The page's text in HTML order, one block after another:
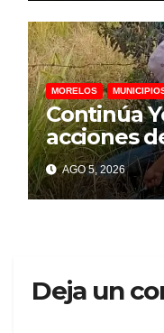
MORELOS
Continúa
acciones
prevenir
AGO 5, 2026
Deja un